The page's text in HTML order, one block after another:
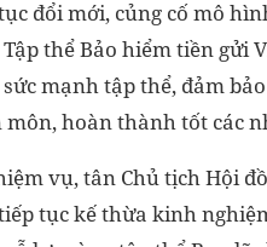
đổi mới, củng cố mô
thể Bảo hiểm tiền gửi
mạnh tập thể, đảm
hoàn thành tốt các
vụ, tân Chủ tịch Hội
tục kế thừa kinh